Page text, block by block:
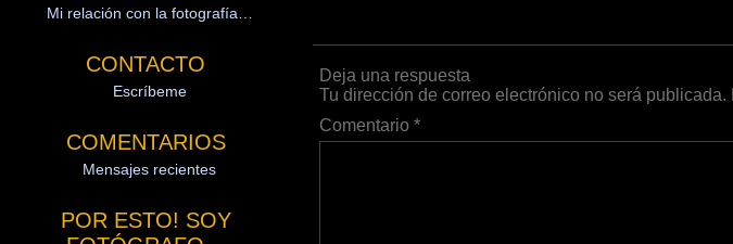
Mi relación con la fotografía…
CONTACTO
Escríbeme
COMENTARIOS
Mensajes recientes
POR ESTO! SOY
Deja una respuesta
Tu dirección de correo electrónico no será publicada.
Comentario*